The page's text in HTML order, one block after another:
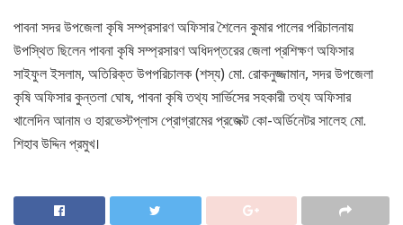
পাবনা সদর উপজেলা কৃষি সম্প্রসারণ অফিসার শৈলেন কুমার পালের পরিচালনায়
উপস্থিত ছিলেন পাবনা কৃষি সম্প্রসারণ অধিদপ্তরের জেলা প্রশিক্ষণ অফিসার
সাইফুল ইসলাম, অতিরিক্ত উপপরিচালক (শস্য) মো. রোকনুজ্জামান, সদর উপজেলা
কৃষি অফিসার কুন্তলা ঘোষ, পাবনা কৃষি তথ্য সার্ভিসের সহকারী তথ্য অফিসার
খালেদিন আনাম ও হারভেস্টপ্লাস প্রোগ্রামের প্রজেক্ট কো-অর্ডিনেটর সালেহ মো.
শিহাব উদ্দিন প্রমুখ।